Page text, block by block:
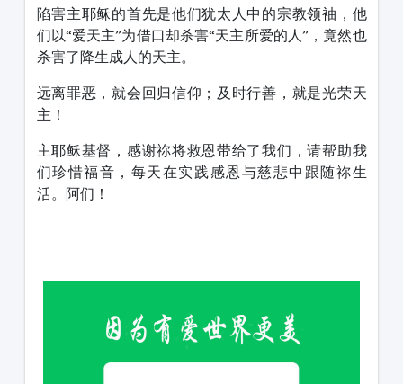
陷害主耶稣的首先是他们犹太人中的宗教领袖，他
们以“爱天主”为借口却杀害“天主所爱的人”，竟然也
杀害了降生成人的天主。
远离罪恶，就会回归信仰；及时行善，就是光荣天
主！
主耶稣基督，感谢祢将救恩带给了我们，请帮助我
们珍惜福音，每天在实践感恩与慈悲中跟随祢生
活。阿们！